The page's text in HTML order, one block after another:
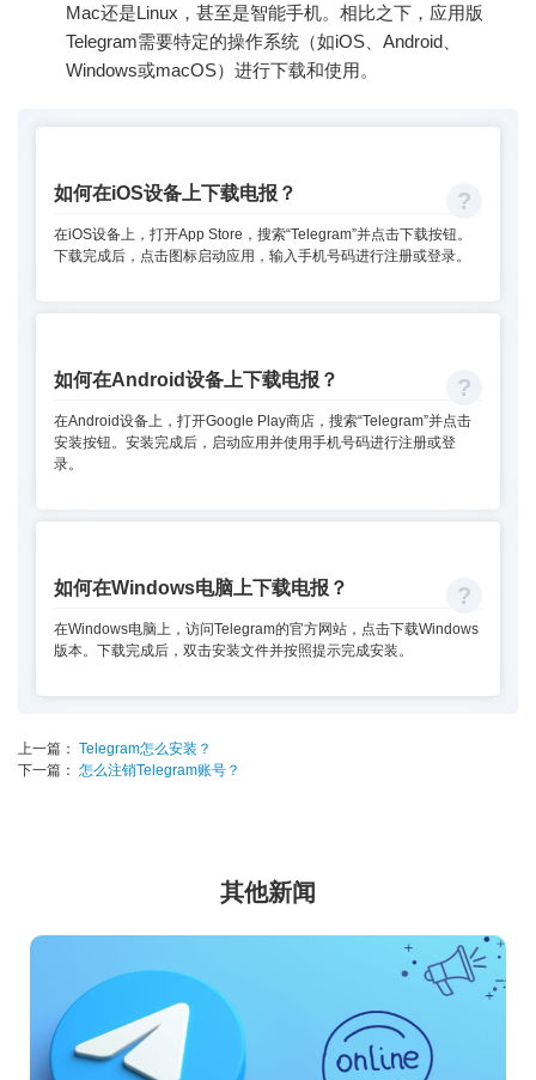
Mac还是Linux，甚至是智能手机。相比之下，应用版
Telegram需要特定的操作系统（如iOS、Android、
Windows或macOS）进行下载和使用。
如何在iOS设备上下载电报？
在iOS设备上，打开App Store，搜索“Telegram”并点击下载按钮。
下载完成后，点击图标启动应用，输入手机号码进行注册或登录。
如何在Android设备上下载电报？
在Android设备上，打开Google Play商店，搜索“Telegram”并点击
安装按钮。安装完成后，启动应用并使用手机号码进行注册或登
录。
如何在Windows电脑上下载电报？
在Windows电脑上，访问Telegram的官方网站，点击下载Windows
版本。下载完成后，双击安装文件并按照提示完成安装。
上一篇： Telegram怎么安装？
下一篇： 怎么注销Telegram账号？
其他新闻